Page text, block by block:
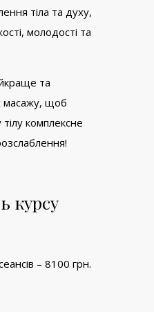
тіла та духу,
молодості та
та
масажу, щоб
комплексне
курсу
– 8100 грн.